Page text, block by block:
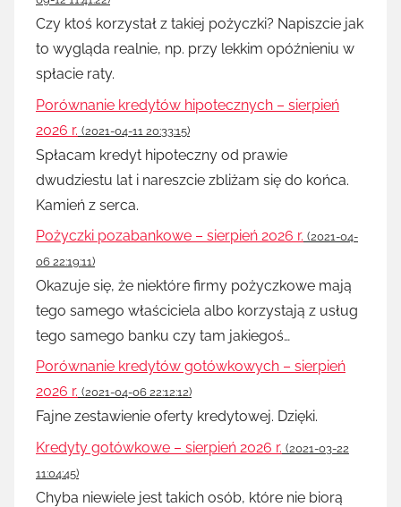
Czy ktoś korzystał z takiej pożyczki? Napiszcie jak
to wygląda realnie, np. przy lekkim opóźnieniu w
spłacie raty.
Porównanie kredytów hipotecznych – sierpień
2026 r. (2021-04-11 20:33:15)
Spłacam kredyt hipoteczny od prawie
dwudziestu lat i nareszcie zbliżam się do końca.
Kamień z serca.
Pożyczki pozabankowe – sierpień 2026 r. (2021-04-
06 22:19:11)
Okazuje się, że niektóre firmy pożyczkowe mają
tego samego właściciela albo korzystają z usług
tego samego banku czy tam jakiegoś…
Porównanie kredytów gotówkowych – sierpień
2026 r. (2021-04-06 22:12:12)
Fajne zestawienie oferty kredytowej. Dzięki.
Kredyty gotówkowe – sierpień 2026 r. (2021-03-22
11:04:45)
Chyba niewiele jest takich osób, które nie biorą